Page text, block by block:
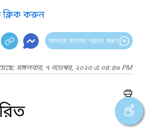
ক্লিক করুন
আপনার মতামত প্রদান করুন
মঙ্গলবার, ৭ নভেম্বর, ২০২৩ এ ০৪:৪৬ PM